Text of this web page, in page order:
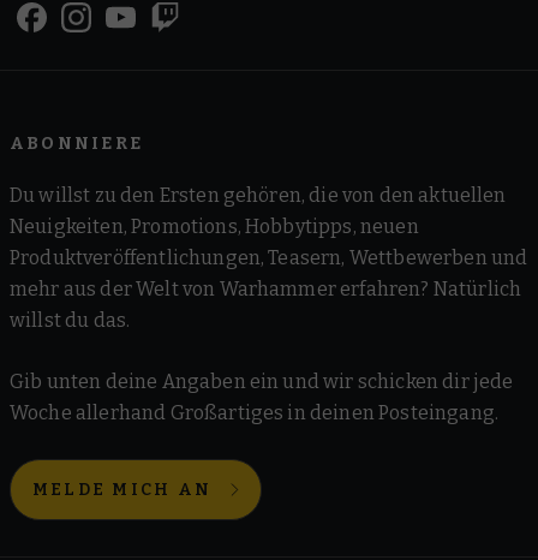
ABONNIERE
Du willst zu den Ersten gehören, die von den aktuellen
Neuigkeiten, Promotions, Hobbytipps, neuen
Produktveröffentlichungen, Teasern, Wettbewerben und
mehr aus der Welt von Warhammer erfahren? Natürlich
willst du das.
Gib unten deine Angaben ein und wir schicken dir jede
Woche allerhand Großartiges in deinen Posteingang.
MELDE MICH AN